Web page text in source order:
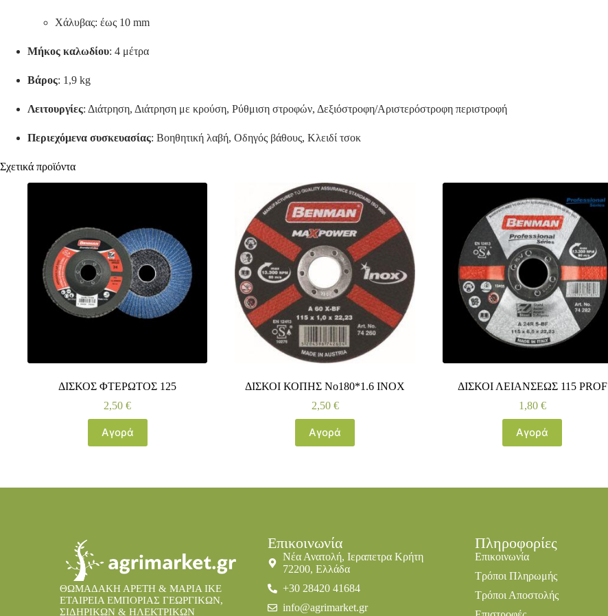
Χάλυβας: έως 10 mm
Μήκος καλωδίου: 4 μέτρα
Βάρος: 1,9 kg
Λειτουργίες: Διάτρηση, Διάτρηση με κρούση, Ρύθμιση στροφών, Δεξιόστροφη/Αριστερόστροφη περιστροφή
Περιεχόμενα συσκευασίας: Βοηθητική λαβή, Οδηγός βάθους, Κλειδί τσοκ
Σχετικά προϊόντα
ΔΙΣΚΟΣ ΦΤΕΡΩΤΟΣ 125
2,50€
Αγορά
ΔΙΣΚΟΙ ΚΟΠΗΣ No180*1.6 ΙΝΟΧ
2,50 €
Αγορά
ΔΙΣΚΟΙ ΛΕΙΑΝΣΕΩΣ 115 PROF
1,80 €
Αγορά
ΘΩΜΑΔΑΚΗ ΑΡΕΤΗ & ΜΑΡΙΑ IKE
ΕΤΑΙΡΕΙΑ ΕΜΠΟΡΙΑΣ ΓΕΩΡΓΙΚΩΝ,
ΣΙΔΗΡΙΚΩΝ & ΗΛΕΚΤΡΙΚΩΝ
Επικοινωνία
Νέα Ανατολή, Ιεραπετρα Κρήτη
72200, Ελλάδα
+30 28420 41684
info@agrimarket.gr
Πληροφορίες
Επικοινωνία
Τρόποι Πληρωμής
Τρόποι Αποστολής